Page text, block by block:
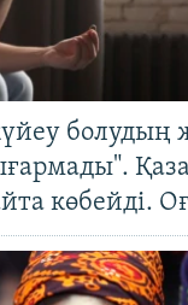
болудың
көбейді.